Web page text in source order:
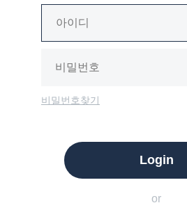
비밀번호찾기
Login
or